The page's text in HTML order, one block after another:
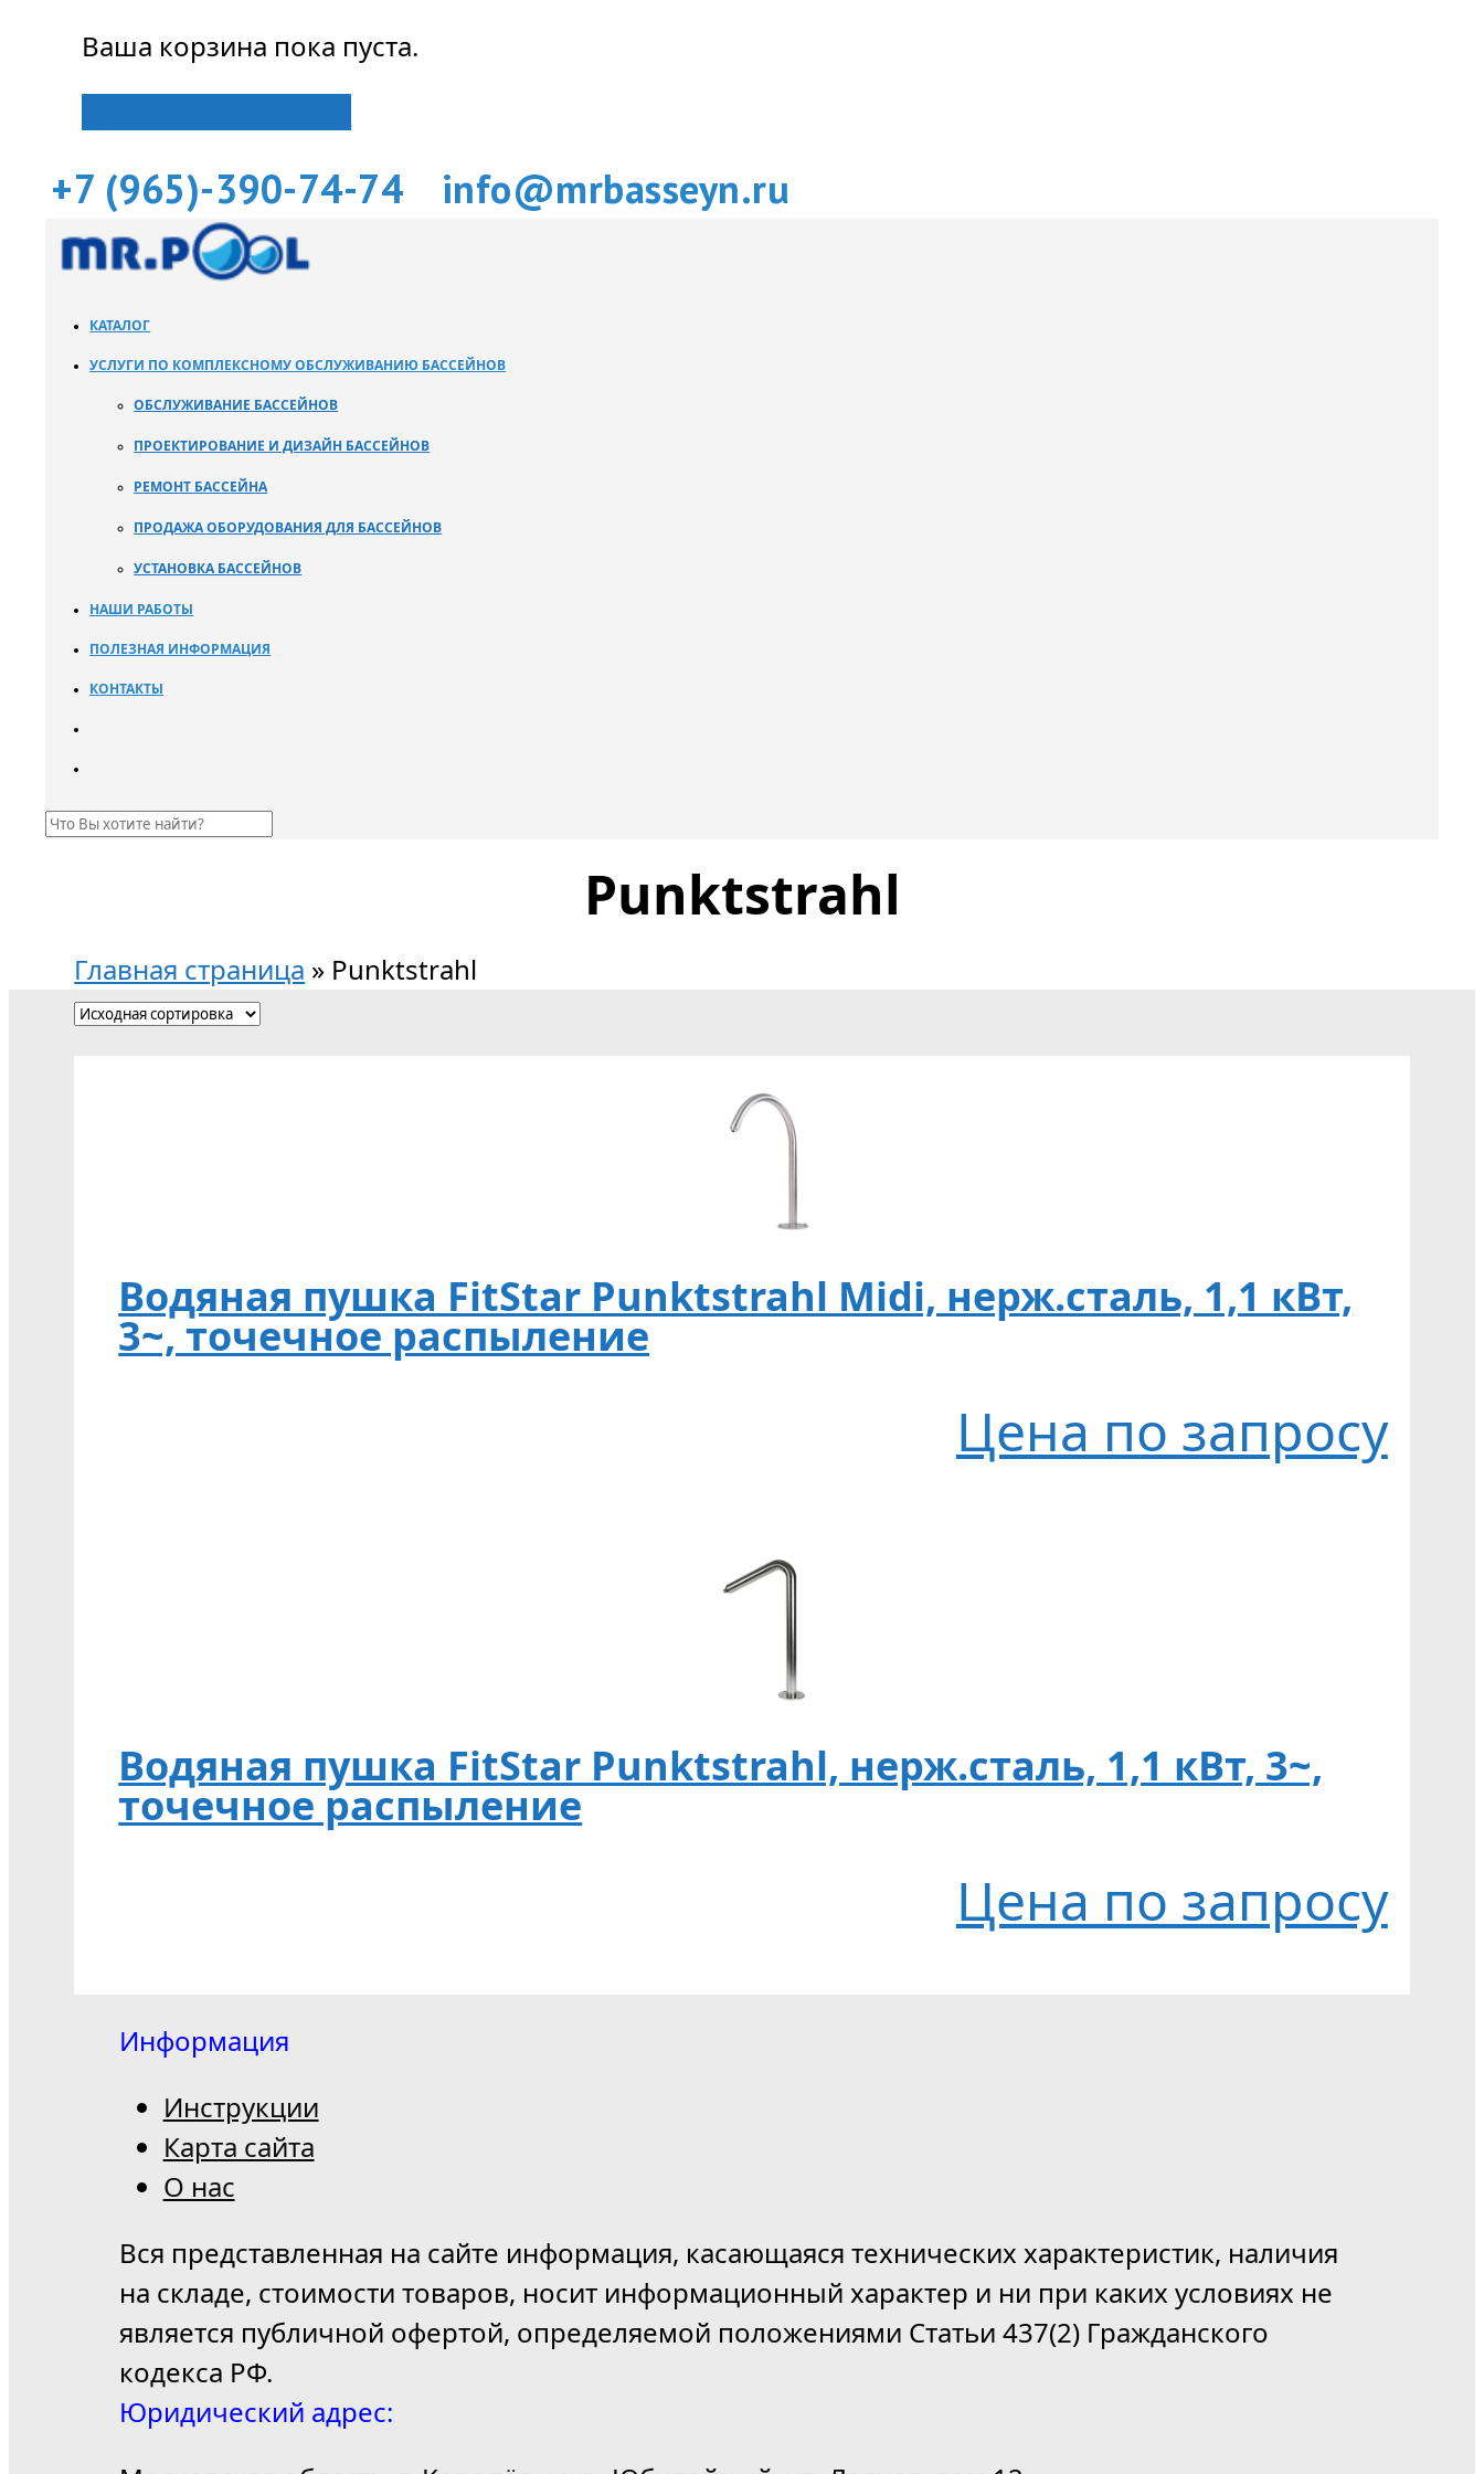
Ваша корзина пока пуста.
+7 (965)-390-74-74 info@mrbasseyn.ru
КАТАЛОГ
УСЛУГИ ПО КОМПЛЕКСНОМУ ОБСЛУЖИВАНИЮ БАССЕЙНОВ
ОБСЛУЖИВАНИЕ БАССЕЙНОВ
ПРОЕКТИРОВАНИЕ И ДИЗАЙН БАССЕЙНОВ
РЕМОНТ БАССЕЙНА
ПРОДАЖА ОБОРУДОВАНИЯ ДЛЯ БАССЕЙНОВ
УСТАНОВКА БАССЕЙНОВ
НАШИ РАБОТЫ
ПОЛЕЗНАЯ ИНФОРМАЦИЯ
КОНТАКТЫ
Punktstrahl
Главная страница » Punktstrahl
Водяная пушка FitStar Punktstrahl Midi, нерж.сталь, 1,1 кВт,
3~, точечное распыление
Цена по запросу
Водяная пушка FitStar Punktstrahl, нерж.сталь, 1,1 кВт, 3~,
точечное распыление
Цена по запросу
Информация
Инструкции
Карта сайта
О нас
Вся представленная на сайте информация, касающаяся технических характеристик, наличия
на складе, стоимости товаров, носит информационный характер и ни при каких условиях не
является публичной офертой, определяемой положениями Статьи 437(2) Гражданского
кодекса РФ.
Юридический адрес: